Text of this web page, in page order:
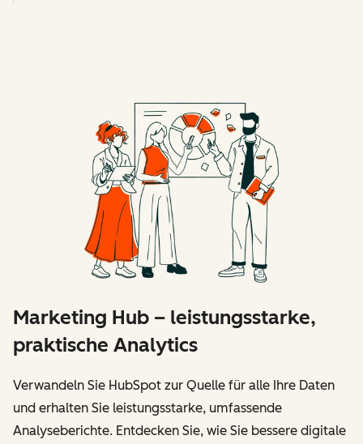
Marketing Hub – leistungsstarke,
praktische Analytics
Verwandeln Sie HubSpot zur Quelle für alle Ihre Daten
und erhalten Sie leistungsstarke, umfassende
Analyseberichte. Entdecken Sie, wie Sie bessere digitale